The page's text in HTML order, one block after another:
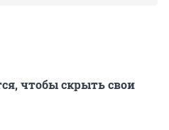
чтобы скрыть свои